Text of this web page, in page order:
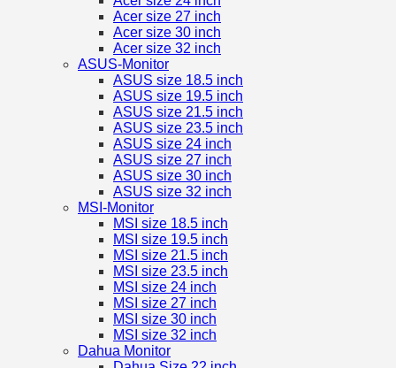
Acer size 27 inch
Acer size 30 inch
Acer size 32 inch
ASUS-Monitor
ASUS size 18.5 inch
ASUS size 19.5 inch
ASUS size 21.5 inch
ASUS size 23.5 inch
ASUS size 24 inch
ASUS size 27 inch
ASUS size 30 inch
ASUS size 32 inch
MSI-Monitor
MSI size 18.5 inch
MSI size 19.5 inch
MSI size 21.5 inch
MSI size 23.5 inch
MSI size 24 inch
MSI size 27 inch
MSI size 30 inch
MSI size 32 inch
Dahua Monitor